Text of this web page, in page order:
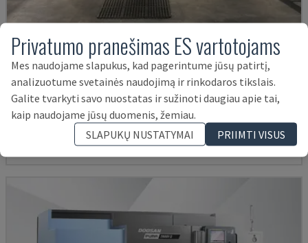
G250
INDEX - TEKINIMO-FREZAVIMO CENTRAS
VOKIETIJA 2004
38.000 €
Privatumo pranešimas ES vartotojams
Mes naudojame slapukus, kad pagerintume jūsų patirtį,
analizuotume svetainės naudojimą ir rinkodaros tikslais.
Galite tvarkyti savo nuostatas ir sužinoti daugiau apie tai,
kaip naudojame jūsų duomenis, žemiau.
SLAPUKŲ NUSTATYMAI
PRIIMTI VISUS